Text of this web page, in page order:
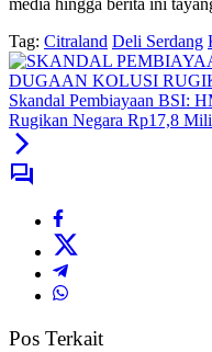
media hingga berita ini
Tag: Citraland Deli Serdang
Skandal Pembiayaan BSI:
Rugikan Negara Rp17,8
Pos Terkait